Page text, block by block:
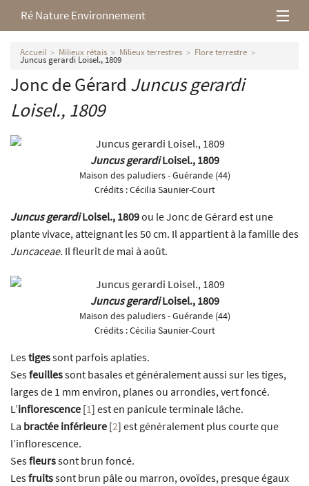
Ré Nature Environnement
L’association
Milieux rétais
Nos parutions
Accueil Milieux rétais Milieux terrestres Flore terrestre
Juncus gerardi Loisel., 1809
Jonc de Gérard Juncus gerardi
Loisel., 1809
Juncus gerardiLoisel., 1809
Maison des paludiers - Guérande (44)
Crédits :Cécilia Saunier-Court
Juncus gerardiLoisel., 1809ou le Jonc de Gérard est une
plante vivace, atteignant les 50 cm. Il appartient à la famille des
Juncaceae. Il fleurit de mai à août.
Juncus gerardiLoisel., 1809
Maison des paludiers - Guérande (44)
Crédits :Cécilia Saunier-Court
Lestigessont parfois aplaties.
Sesfeuillessont basales et généralement aussi sur les tiges,
larges de 1 mm environ, planes ou arrondies, vert foncé.
L’inflorescence [1] est en panicule terminale lâche.
La bractée inférieure [2] est généralement plus courte que
l’inflorescence.
Sesfleurssont brun foncé.
Lesfruitssont brun pâle ou marron, ovoïdes, presque égaux